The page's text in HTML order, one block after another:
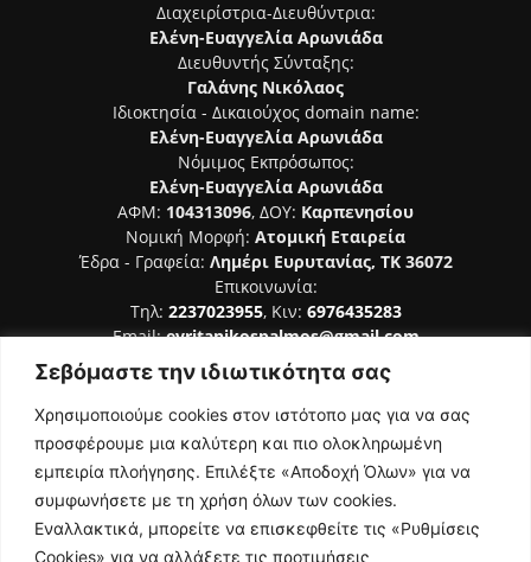
Σεβόμαστε την ιδιωτικότητα σας
Χρησιμοποιούμε cookies στον ιστότοπο μας για να σας
προσφέρουμε μια καλύτερη και πιο ολοκληρωμένη
εμπειρία πλοήγησης. Επιλέξτε «Αποδοχή Όλων» για να
συμφωνήσετε με τη χρήση όλων των cookies.
Εναλλακτικά, μπορείτε να επισκεφθείτε τις «Ρυθμίσεις
Cookies» για να αλλάξετε τις προτιμήσεις
Διαχειρίστρια-Διευθύντρια:
Ελένη-Ευαγγελία Αρωνιάδα
Διευθυντής Σύνταξης:
Γαλάνης Νικόλαος
Ιδιοκτησία - Δικαιούχος domain name:
Ελένη-Ευαγγελία Αρωνιάδα
Νόμιμος Εκπρόσωπος:
Ελένη-Ευαγγελία Αρωνιάδα
ΑΦΜ: 104313096, ΔΟΥ: Καρπενησίου
Νομική Μορφή: Ατομική Εταιρεία
Έδρα - Γραφεία: Λημέρι Ευρυτανίας, ΤΚ 36072
Επικοινωνία:
Τηλ: 2237023955, Κιν: 6976435283
Email:evritanikospalmos@gmail.com
Αριθμός Πιστοποίησης Μ.Η.Τ. 242044
ΑΚΟΛΟΥΘΗΣΕ ΜΑΣ